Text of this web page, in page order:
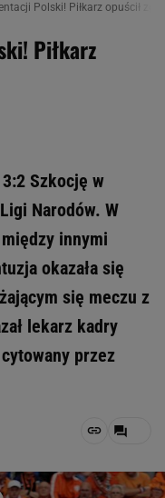
Polski! Piłkarz opuścił
Piłkarz
Szkocję w
Narodów. W
innymi
okazała się
się meczu z
lekarz kadry
przez